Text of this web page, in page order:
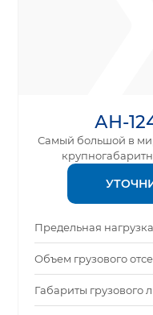
АН-
Самый большой в
Предельная нагрузка
Объем грузового
Габариты грузового